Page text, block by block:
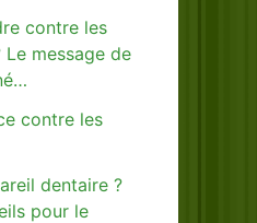
contre les
message de
contre les
dentaire ?
pour le